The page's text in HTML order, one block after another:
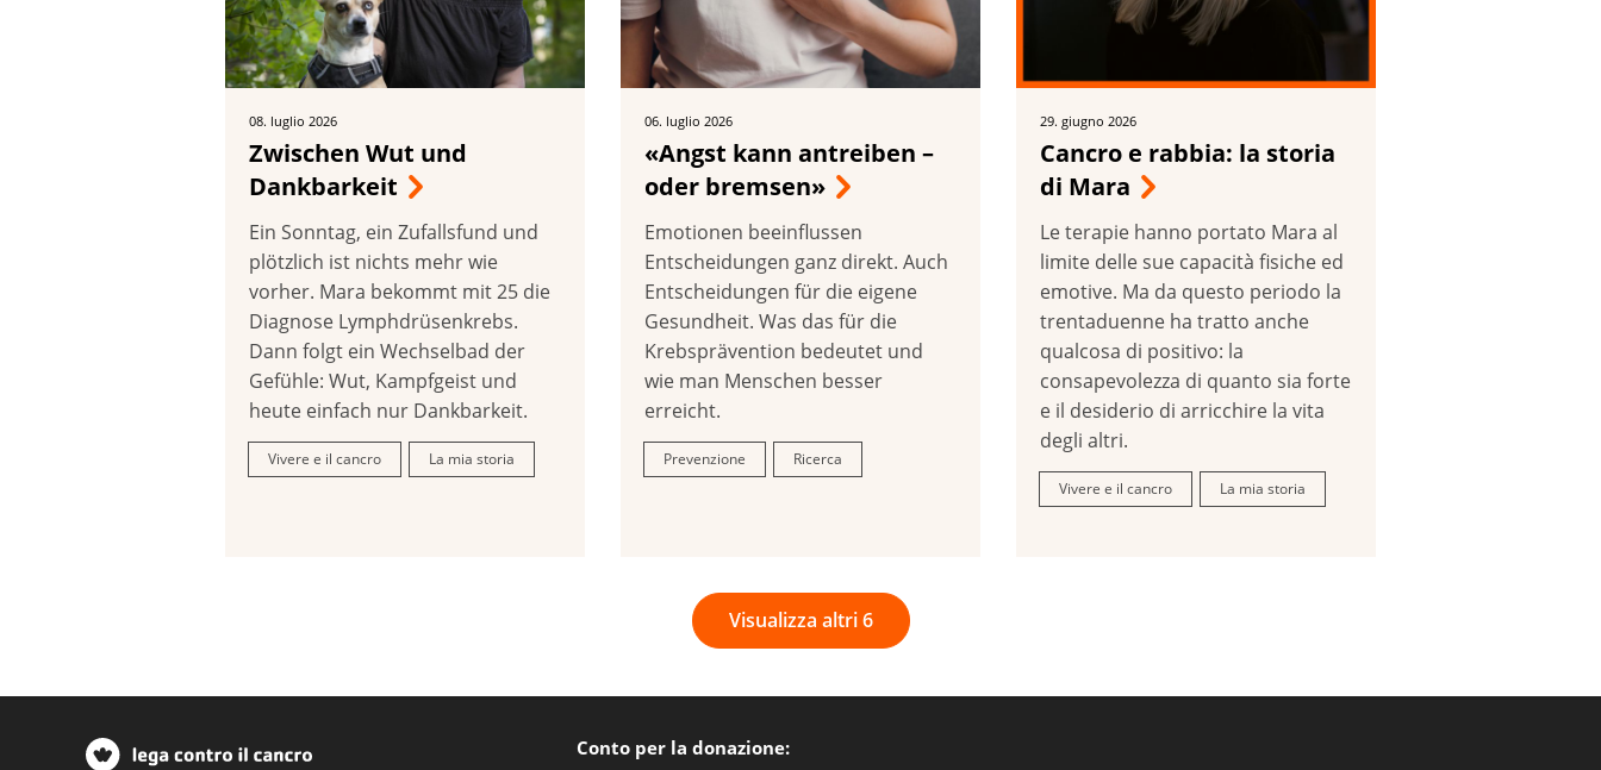
08. luglio 2026
Zwischen Wut und
Dankbarkeit
Ein Sonntag, ein Zufallsfund und
plötzlich ist nichts mehr wie
vorher. Mara bekommt mit 25 die
Diagnose Lymphdrüsenkrebs.
Dann folgt ein Wechselbad der
Gefühle: Wut, Kampfgeist und
heute einfach nur Dankbarkeit.
Vivere e il cancro La mia storia
06. luglio 2026
«Angst kann antreiben –
oder bremsen»
Emotionen beeinflussen
Entscheidungen ganz direkt. Auch
Entscheidungen für die eigene
Gesundheit. Was das für die
Krebsprävention bedeutet und
wie man Menschen besser
erreicht.
Prevenzione Ricerca
29. giugno 2026
Cancro e rabbia: la storia
di Mara
Le terapie hanno portato Mara al
limite delle sue capacità fisiche ed
emotive. Ma da questo periodo la
trentaduenne ha tratto anche
qualcosa di positivo: la
consapevolezza di quanto sia forte
e il desiderio di arricchire la vita
degli altri.
Vivere e il cancro La mia storia
Visualizza altri 6
Conto per la donazione: